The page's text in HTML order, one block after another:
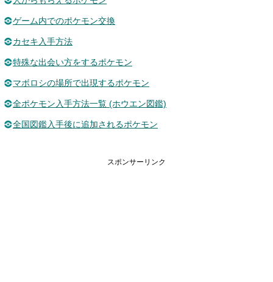
ゲーム内でのポケモン交換
カセキ入手方法
特殊な出会い方をするポケモン
マボロシの場所で出現するポケモン
全ポケモン入手方法一覧 (ホウエン図鑑)
全国図鑑入手後に追加されるポケモン
スポンサーリンク